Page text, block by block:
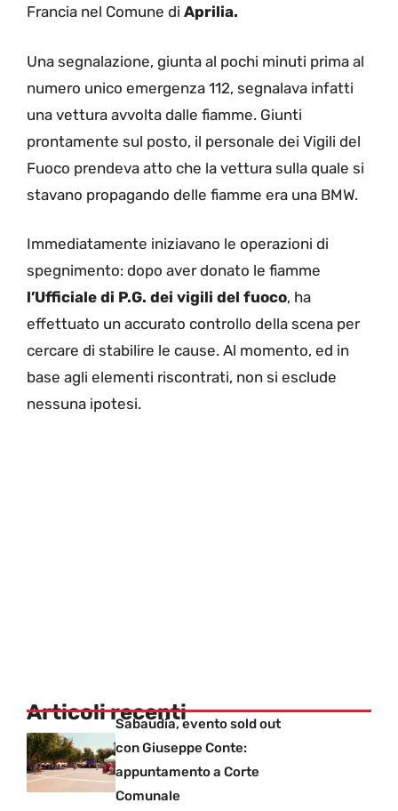
Francia nel Comune di Aprilia.
Una segnalazione, giunta al pochi minuti prima al
numero unico emergenza 112, segnalava infatti
una vettura avvolta dalle fiamme. Giunti
prontamente sul posto, il personale dei Vigili del
Fuoco prendeva atto che la vettura sulla quale si
stavano propagando delle fiamme era una BMW.
Immediatamente iniziavano le operazioni di
spegnimento: dopo aver donato le fiamme
l’Ufficiale di P.G. dei vigili del fuoco, ha
effettuato un accurato controllo della scena per
cercare di stabilire le cause. Al momento, ed in
base agli elementi riscontrati, non si esclude
nessuna ipotesi.
Articoli recentiSabaudia, evento sold out
con Giuseppe Conte:
appuntamento a Corte
Comunale